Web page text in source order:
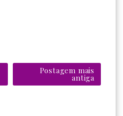
Postagem mais
antiga